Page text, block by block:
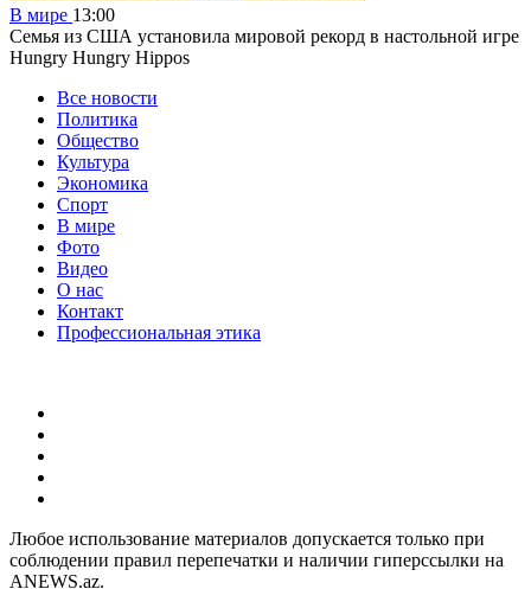
В мире 13:00
Семья из США установила мировой рекорд в настольной игре
Hungry Hungry Hippos
Все новости
Политика
Общество
Культура
Экономика
Спорт
В мире
Фото
Видео
О нас
Контакт
Профессиональная этика
Любое использование материалов допускается только при
соблюдении правил перепечатки и наличии гиперссылки на
ANEWS.az.